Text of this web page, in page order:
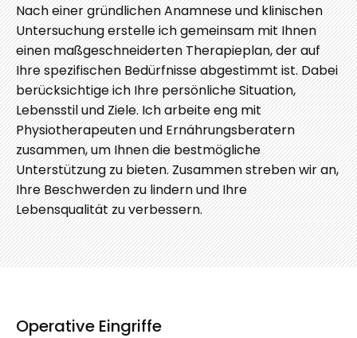
Nach einer gründlichen Anamnese und klinischen
Untersuchung erstelle ich gemeinsam mit Ihnen
einen maßgeschneiderten Therapieplan, der auf
Ihre spezifischen Bedürfnisse abgestimmt ist. Dabei
berücksichtige ich Ihre persönliche Situation,
Lebensstil und Ziele. Ich arbeite eng mit
Physiotherapeuten und Ernährungsberatern
zusammen, um Ihnen die bestmögliche
Unterstützung zu bieten. Zusammen streben wir an,
Ihre Beschwerden zu lindern und Ihre
Lebensqualität zu verbessern.
Operative Eingriffe